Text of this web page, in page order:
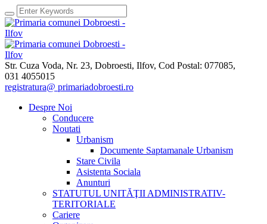
Str. Cuza Voda, Nr. 23, Dobroesti, Ilfov, Cod Postal: 077085,
031 4055015
registratura@ primariadobroesti.ro
Despre Noi
Conducere
Noutati
Urbanism
Documente Saptamanale Urbanism
Stare Civila
Asistenta Sociala
Anunturi
STATUTUL UNITĂŢII ADMINISTRATIV-
TERITORIALE
Cariere